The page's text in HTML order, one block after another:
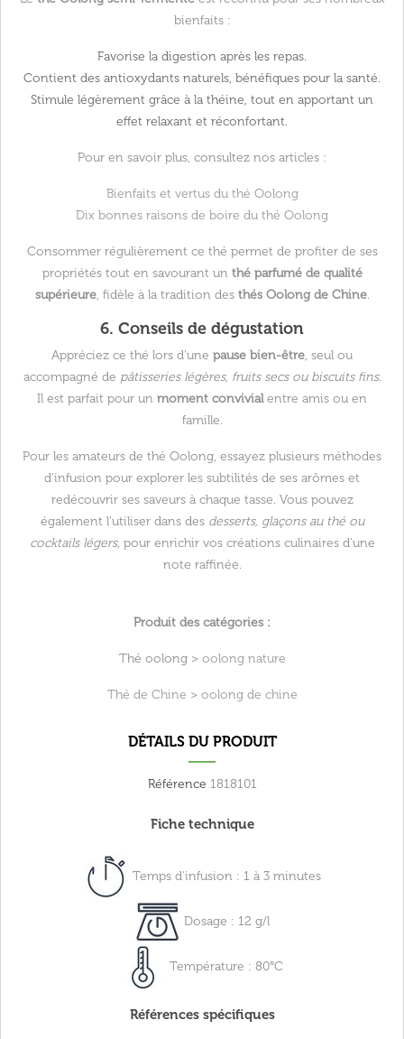
bienfaits :
Favorise la digestion après les repas.
Contient des antioxydants naturels, bénéfiques pour la santé.
Stimule légèrement grâce à la théine, tout en apportant un
effet relaxant et réconfortant.
Pour en savoir plus, consultez nos articles :
Bienfaits et vertus du thé Oolong
Dix bonnes raisons de boire du thé Oolong
Consommer régulièrement ce thé permet de profiter de ses
propriétés tout en savourant un thé parfumé de qualité
supérieure, fidèle à la tradition des thés Oolong de Chine.
6. Conseils de dégustation
Appréciez ce thé lors d’une pause bien-être, seul ou
accompagné de pâtisseries légères, fruits secs ou biscuits fins.
Il est parfait pour un moment convivialentre amis ou en
famille.
Pour les amateurs de thé Oolong, essayez plusieurs méthodes
d’infusion pour explorer les subtilités de ses arômes et
redécouvrir ses saveurs à chaque tasse. Vous pouvez
également l’utiliser dans des desserts, glaçons au thé ou
cocktails légers, pour enrichir vos créations culinaires d’une
note raffinée.
Produit des catégories :
Thé oolong > oolong nature
Thé de Chine > oolong de chine
DÉTAILS DU PRODUIT
Référence 1818101
Fiche technique
Temps d'infusion : 1 à 3 minutes
Dosage : 12 g/l
Température : 80°C
Références spécifiques